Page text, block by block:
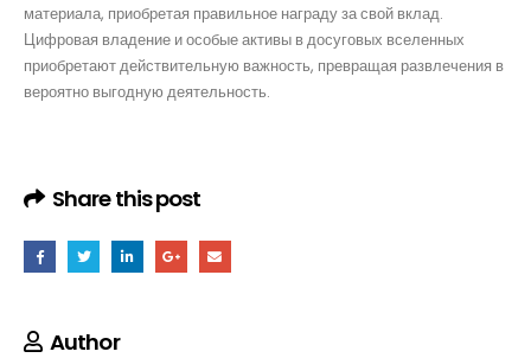
материала, приобретая правильное награду за свой вклад.
Цифровая владение и особые активы в досуговых вселенных
приобретают действительную важность, превращая развлечения в
вероятно выгодную деятельность.
Share this post
Author